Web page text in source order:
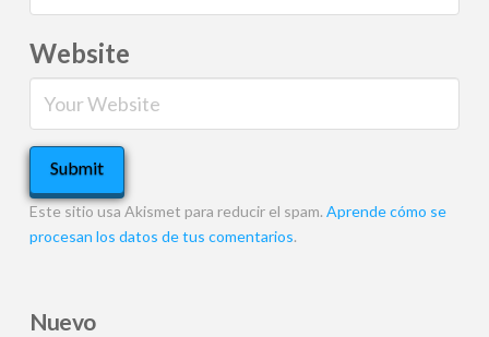
Website
Este sitio usa Akismet para reducir el spam. Aprende cómo se
procesan los datos de tus comentarios.
Nuevo